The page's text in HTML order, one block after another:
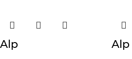
Alp Alp